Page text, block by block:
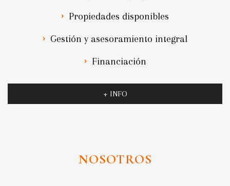
Propiedades disponibles
Gestión y asesoramiento integral
Financiación
+ INFO
NOSOTROS